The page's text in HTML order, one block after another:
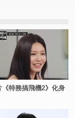
特務搞飛機2》化身